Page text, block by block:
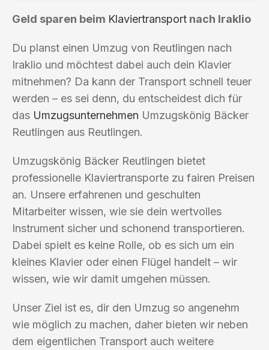
Geld sparen beim Klaviertransport nach Iraklio
Du planst einen Umzug von Reutlingen nach
Iraklio und möchtest dabei auch dein Klavier
mitnehmen? Da kann der Transport schnell teuer
werden – es sei denn, du entscheidest dich für
das Umzugsunternehmen Umzugskönig Bäcker
Reutlingen aus Reutlingen.
Umzugskönig Bäcker Reutlingen bietet
professionelle Klaviertransporte zu fairen Preisen
an. Unsere erfahrenen und geschulten
Mitarbeiter wissen, wie sie dein wertvolles
Instrument sicher und schonend transportieren.
Dabei spielt es keine Rolle, ob es sich um ein
kleines Klavier oder einen Flügel handelt – wir
wissen, wie wir damit umgehen müssen.
Unser Ziel ist es, dir den Umzug so angenehm
wie möglich zu machen, daher bieten wir neben
dem eigentlichen Transport auch weitere